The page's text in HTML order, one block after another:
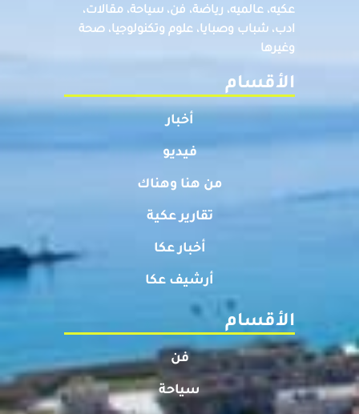
عكيه، عالميه، رياضة، فن، سياحة، مقالات،
ادب، شباب وصبايا، علوم وتكنولوجيا، صحة
وغيرها
الأقسام
أخبار
فيديو
من هنا وهناك
تقارير عكية
أخبار عكا
أرشيف عكا
الأقسام
فن
سياحة